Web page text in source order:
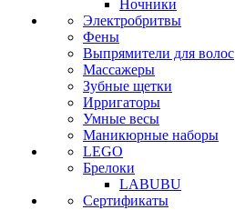
Ночники
Электробритвы
Фены
Выпрямители для волос
Массажеры
Зубные щетки
Ирригаторы
Умные весы
Маникюрные наборы
LEGO
Брелоки
LABUBU
Сертификаты